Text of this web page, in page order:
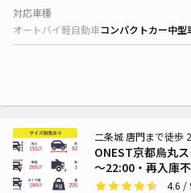
対応車種
オートバイ軽自動車コンパクトカー中型
ONEST京都烏丸
～22:00・再入庫不
二条城 唐門まで徒歩
4.6 /